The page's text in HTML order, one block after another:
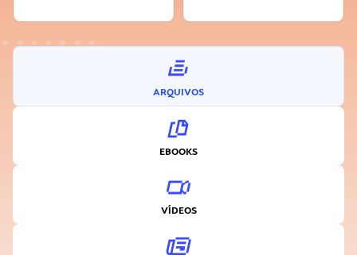
ARQUIVOS
EBOOKS
VÍDEOS